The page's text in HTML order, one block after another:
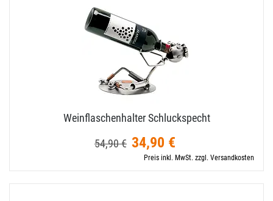
Weinflaschenhalter Schluckspecht
54,90 € 34,90 €
Preis inkl. MwSt. zzgl. Versandkosten